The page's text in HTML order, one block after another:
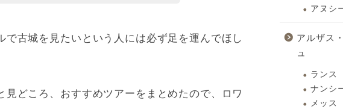
古城を見たいという人には必ず足を運んでほし
どころ、おすすめツアーをまとめたので、ロワ
アヌシ
アルザス
ュ
ランス
ナンシ
メッス